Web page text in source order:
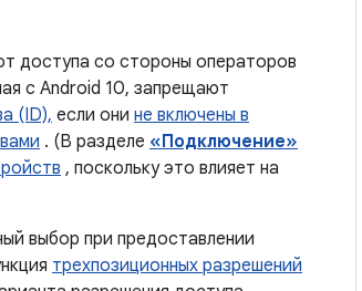
доступа со стороны операторов
с Android 10, запрещают
(ID), если они не включены в
. (В разделе «Подключение»
, поскольку это влияет на
выбор при предоставлении
трехпозиционных разрешений